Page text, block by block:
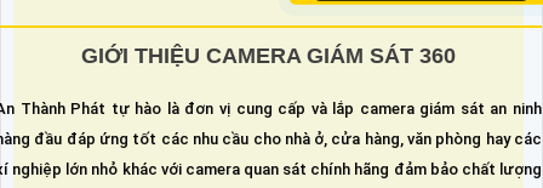
GIỚI THIỆU CAMERA GIÁM SÁT 360
Thành Phát tự hào là đơn vị cung cấp và lắp camera giám sát an ninh
đầu đáp ứng tốt các nhu cầu cho nhà ở, cửa hàng, văn phòng hay các
nghiệp lớn nhỏ khác với camera quan sát chính hãng đảm bảo chất lượng